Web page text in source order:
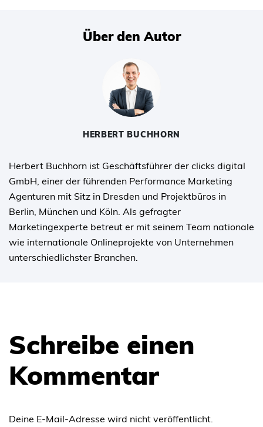
Über den Autor
HERBERT BUCHHORN
Herbert Buchhorn ist Geschäftsführer der clicks digital
GmbH, einer der führenden Performance Marketing
Agenturen mit Sitz in Dresden und Projektbüros in
Berlin, München und Köln. Als gefragter
Marketingexperte betreut er mit seinem Team nationale
wie internationale Onlineprojekte von Unternehmen
unterschiedlichster Branchen.
Schreibe einen
Kommentar
Deine E-Mail-Adresse wird nicht veröffentlicht.